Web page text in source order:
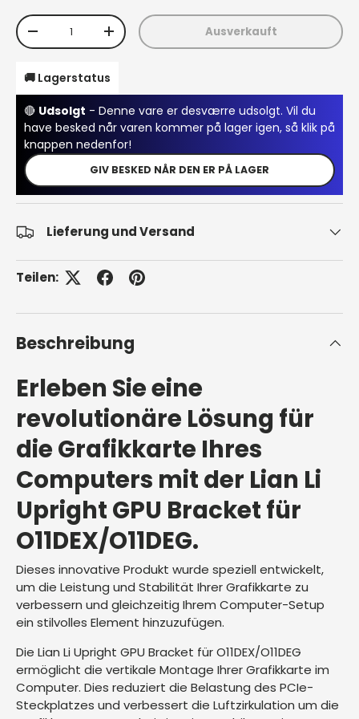
Anzahl
Menge verringernMenge erhöhen Ausverkauft
🚚 Lagerstatus
🔴 Udsolgt - Denne vare er desværre udsolgt. Vil du
have besked når varen kommer på lager igen, så klik på
knappen nedenfor!
GIV BESKED NÅR DEN ER PÅ LAGER
Lieferung und Versand
Teilen:
Beschreibung
Erleben Sie eine
revolutionäre Lösung für
die Grafikkarte Ihres
Computers mit der Lian Li
Upright GPU Bracket für
O11DEX/O11DEG.
Dieses innovative Produkt wurde speziell entwickelt,
um die Leistung und Stabilität Ihrer Grafikkarte zu
verbessern und gleichzeitig Ihrem Computer-Setup
ein stilvolles Element hinzuzufügen.
Die Lian Li Upright GPU Bracket für O11DEX/O11DEG
ermöglicht die vertikale Montage Ihrer Grafikkarte im
Computer. Dies reduziert die Belastung des PCIe-
Steckplatzes und verbessert die Luftzirkulation um die